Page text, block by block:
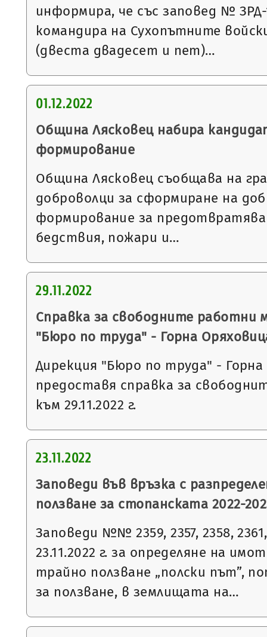
информира, че със заповед № ЗРД-
командира на Сухопътните
(двеста двадесет и пет)…
01.12.2022
Община Лясковец набира
формирование
Община Лясковец съобщава на
доброволци за сформиране на
формирование за
бедствия, пожари и…
29.11.2022
Справка за свободните работни
"Бюро по труда" - Горна
Дирекция "Бюро по труда" -
предоставя справка за
към 29.11.2022 г.
23.11.2022
Заповеди във връзка с
ползване за стопанската 2022-
Заповеди №№ 2359, 2357, 2358,
23.11.2022 г. за определяне на
трайно ползване „полски път”,
за ползване, в землищата на…